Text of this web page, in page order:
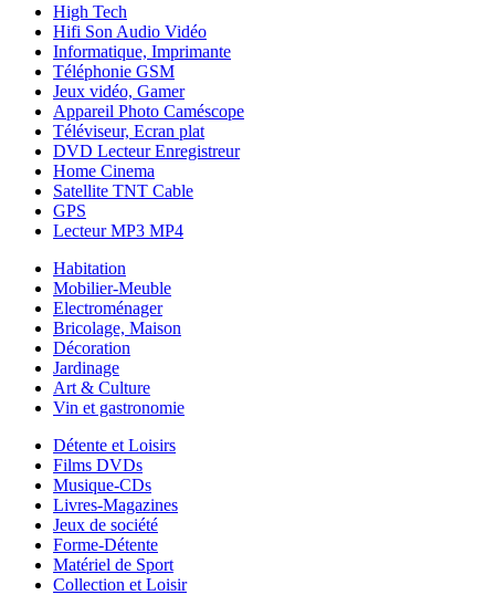
High Tech
Hifi Son Audio Vidéo
Informatique, Imprimante
Téléphonie GSM
Jeux vidéo, Gamer
Appareil Photo Caméscope
Téléviseur, Ecran plat
DVD Lecteur Enregistreur
Home Cinema
Satellite TNT Cable
GPS
Lecteur MP3 MP4
Habitation
Mobilier-Meuble
Electroménager
Bricolage, Maison
Décoration
Jardinage
Art & Culture
Vin et gastronomie
Détente et Loisirs
Films DVDs
Musique-CDs
Livres-Magazines
Jeux de société
Forme-Détente
Matériel de Sport
Collection et Loisir